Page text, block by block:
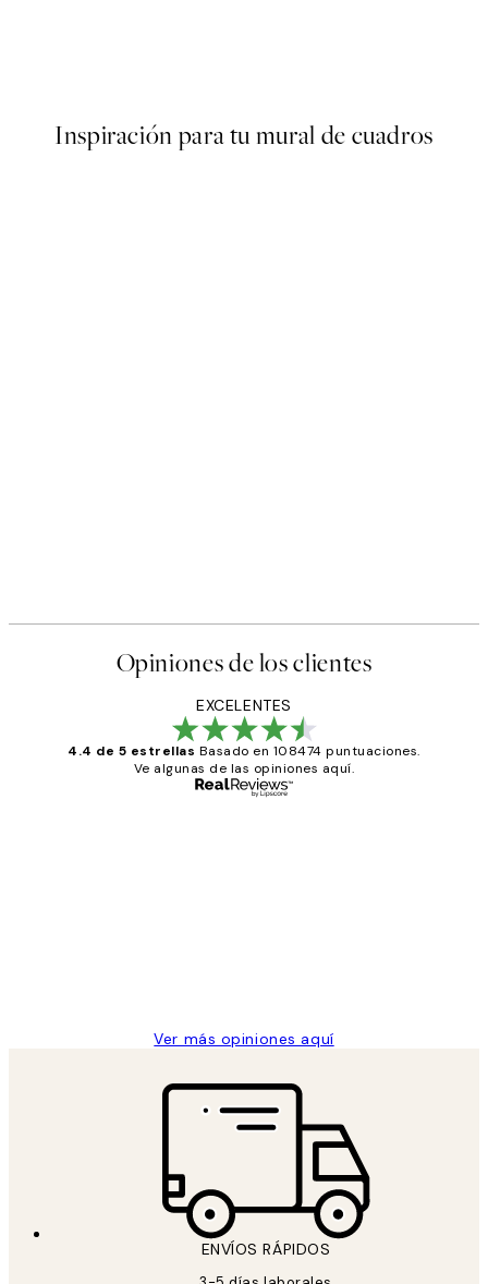
Inspiración para tu mural de cuadros
Opiniones de los clientes
EXCELENTES
4.4 de 5 estrellas Basado en 108474 puntuaciones.
Ve algunas de las opiniones aquí.
Ver más opiniones aquí
ENVÍOS RÁPIDOS